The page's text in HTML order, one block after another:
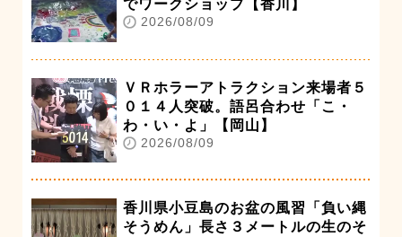
でワークショップ【香川】
2026/08/09
ＶＲホラーアトラクション来場者５
０１４人突破。語呂合わせ「こ・
わ・い・よ」【岡山】
2026/08/09
香川県小豆島のお盆の風習「負い縄
そうめん」長さ３メートルの生のそ